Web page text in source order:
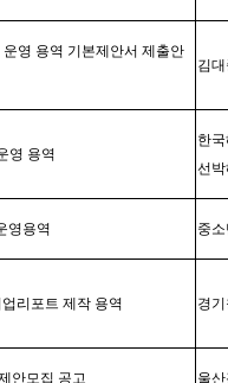
영 용역 기본제안서 제출안
김
영 용역
한
선
영용역 중
리포트 제작 용역 경
안모집 공고 울